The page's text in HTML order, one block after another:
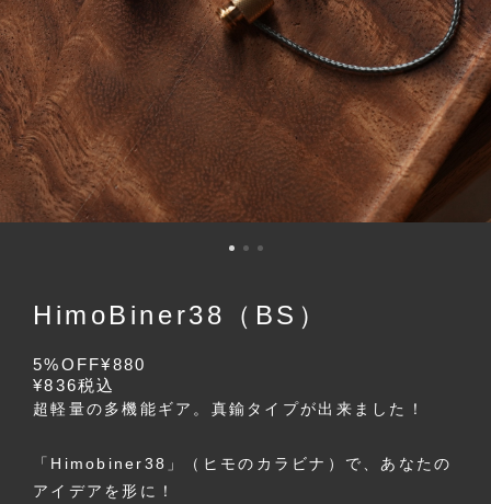
HimoBiner38（BS）
5%OFF¥880
¥836税込
超軽量の多機能ギア。真鍮タイプが出来ました！
「Himobiner38」（ヒモのカラビナ）で、あなたの
アイデアを形に！